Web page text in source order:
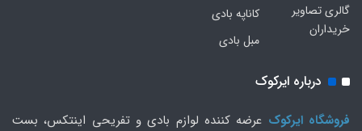
گالری تصاویر
خریداران
کاناپه بادی
مبل بادی
درباره ایرکوک
فروشگاه ایرکوک عرضه کننده لوازم بادی و تفریحی اینتکس، بست